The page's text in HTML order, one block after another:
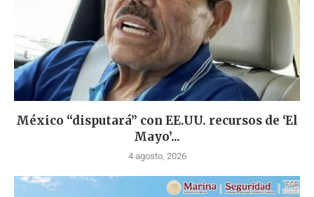
México “disputará” con EE.UU. recursos de ‘El
Mayo’...
4 agosto, 2026